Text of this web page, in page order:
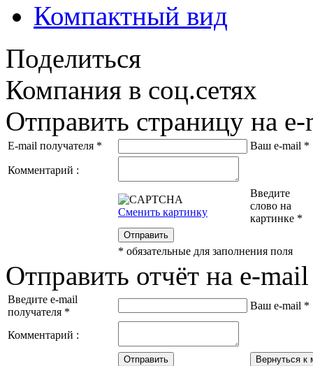
Компактный вид
Поделиться
Компания в соц.сетях
Отправить страницу на
E-mail получателя * Ваш e-mail *
Комментарий :
Сменить картинку
Введите
слово на
картинке *
Отправить
* обязательные для заполнения поля
Отправить отчёт на e-mail
Введите e-mail
получателя *
Ваш e-mail *
Комментарий :
Отправить Вернуться к